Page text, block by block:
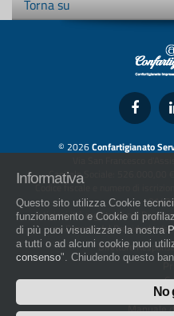
Torna su
© 2026Confartigianato
Capitale Sociale: 526.000,00
Codice fiscale e numero di
artigiani.it è registrato nel
con Decreto del Presidente
Direttore
Manuale
Informativa
Questo sito utilizza Cookie
funzionamento e Cookie di
di più puoi visualizzare la nostra
a tutti o ad alcuni cookie puoi
consenso". Chiudendo questo
No